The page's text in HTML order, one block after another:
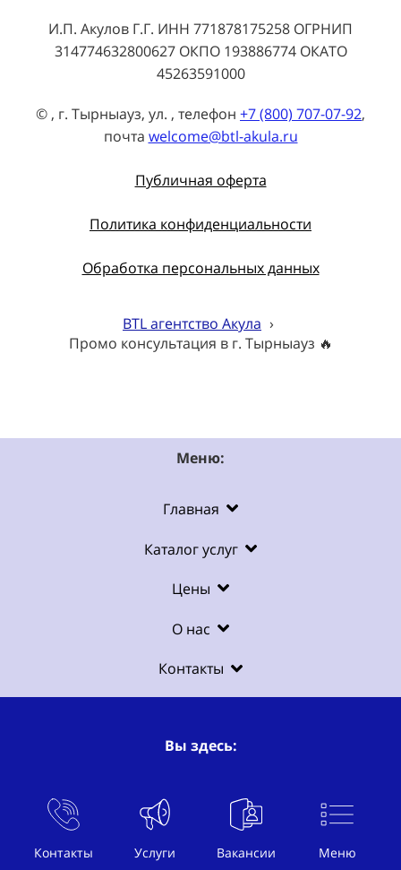
Контакты Услуги Вакансии Меню
И.П. Акулов Г.Г. ИНН 771878175258 ОГРНИП
314774632800627 ОКПО 193886774 ОКАТО
45263591000
© , г. Тырныауз, ул. , телефон +7 (800) 707-07-92,
почта welcome@btl-akula.ru
Публичная оферта
Политика конфиденциальности
Обработка персональных данных
BTL агентство Акула ›
Промо консультация в г. Тырныауз 🔥
Меню:
Главная
Каталог услуг
Цены
О нас
Контакты
Вы здесь: